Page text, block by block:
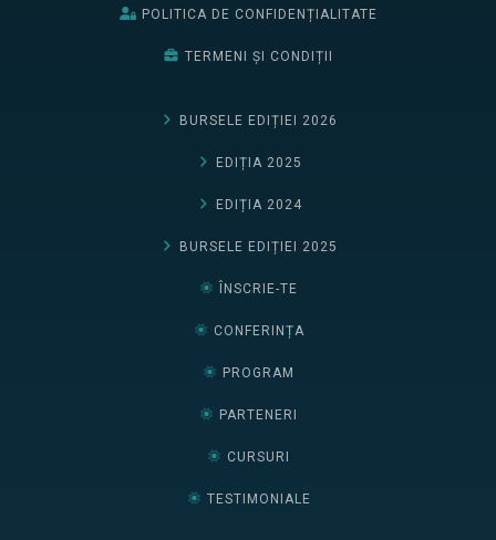
POLITICA DE CONFIDENȚIALITATE
TERMENI ȘI CONDIȚII
BURSELE EDIȚIEI 2026
EDIȚIA 2025
EDIȚIA 2024
BURSELE EDIȚIEI 2025
ÎNSCRIE-TE
CONFERINȚA
PROGRAM
PARTENERI
CURSURI
TESTIMONIALE